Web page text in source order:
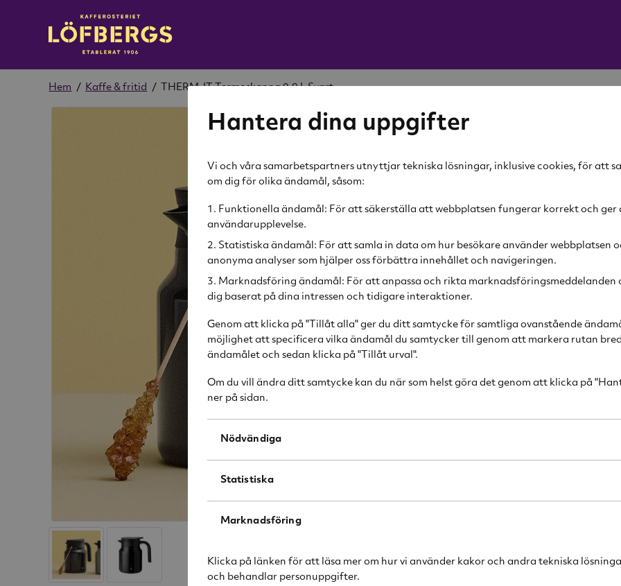
Hantera dina uppgifter
Vi och våra samarbetspartners utnyttjar tekniska lösningar, inklusive cookies, för att
om dig för olika ändamål, såsom:
Funktionella ändamål: För att säkerställa att webbplatsen fungerar korrekt och ger
användarupplevelse.
Statistiska ändamål: För att samla in data om hur besökare använder webbplatsen
anonyma analyser som hjälper oss förbättra innehållet och navigeringen.
Marknadsföring ändamål: För att anpassa och rikta marknadsföringsmeddelanden
dig baserat på dina intressen och tidigare interaktioner.
Genom att klicka på "Tillåt alla" ger du ditt samtycke för samtliga ovanstående
möjlighet att specificera vilka ändamål du samtycker till genom att markera rutan
ändamålet och sedan klicka på "Tillåt urval".
Om du vill ändra ditt samtycke kan du när som helst göra det genom att klicka på
ner på sidan.
Nödvändiga
Statistiska
Marknadsföring
Klicka på länken för att läsa mer om hur vi använder kakor och andra tekniska
och behandlar personuppgifter.
Hem / Kaffe & fritid / THERM-IT Termoskanna 0,9 L Svart
Rek. pris 599 kr
RIG-TIGs
som vill ha en
eller te varmt i
denna
sig varm,
trädgården.
Therm-it när
utflykter eller
Mått: